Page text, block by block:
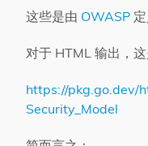
这些是由 OWASP
对于 HTML 输出，
https://pkg.go.dev/
Security_Model